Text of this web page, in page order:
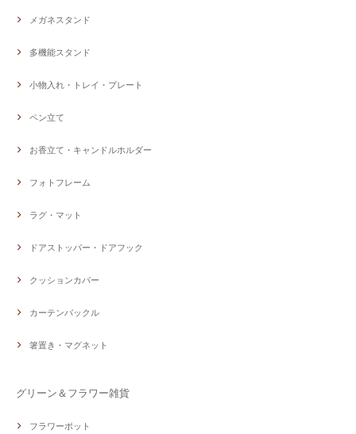
メガネスタンド
多機能スタンド
小物入れ・トレイ・プレート
ペン立て
お香立て・キャンドルホルダー
フォトフレーム
ラグ・マット
ドアストッパー・ドアフック
クッションカバー
カーテンバックル
箸置き・マグネット
グリーン＆フラワー雑貨
フラワーポット